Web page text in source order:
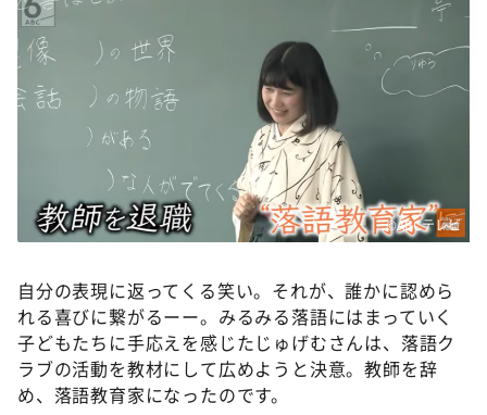
©ABCテレビ
自分の表現に返ってくる笑い。それが、誰かに認めら
れる喜びに繋がるーー。みるみる落語にはまっていく
子どもたちに手応えを感じたじゅげむさんは、落語ク
ラブの活動を教材にして広めようと決意。教師を辞
め、落語教育家になったのです。